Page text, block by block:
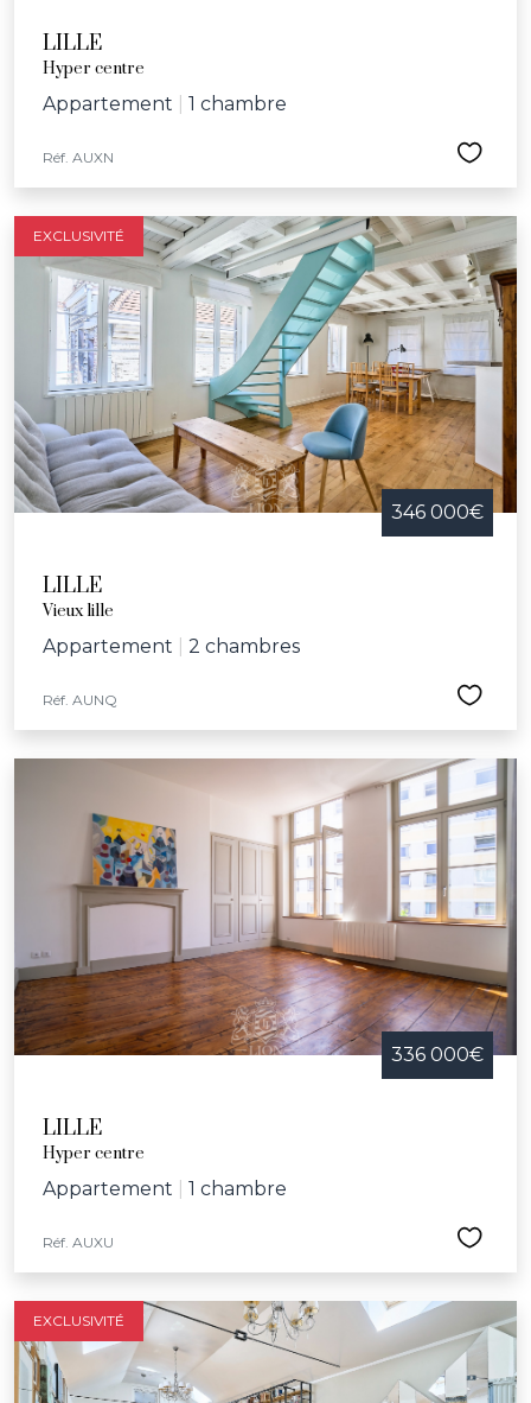
LILLE
Hyper centre
Appartement 1 chambre
Réf. AUXN
EXCLUSIVITÉ
346 000€
LILLE
Vieux lille
Appartement 2 chambres
Réf. AUNQ
336 000€
LILLE
Hyper centre
Appartement 1 chambre
Réf. AUXU
EXCLUSIVITÉ